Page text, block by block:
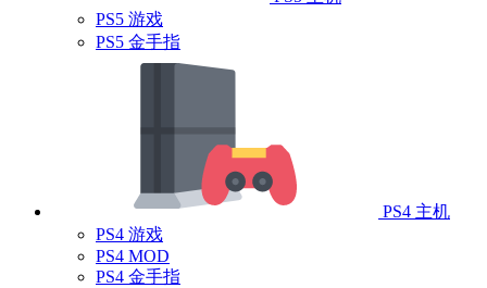
PS5 游戏
PS5 金手指
PS4 主机
PS4 游戏
PS4 MOD
PS4 金手指